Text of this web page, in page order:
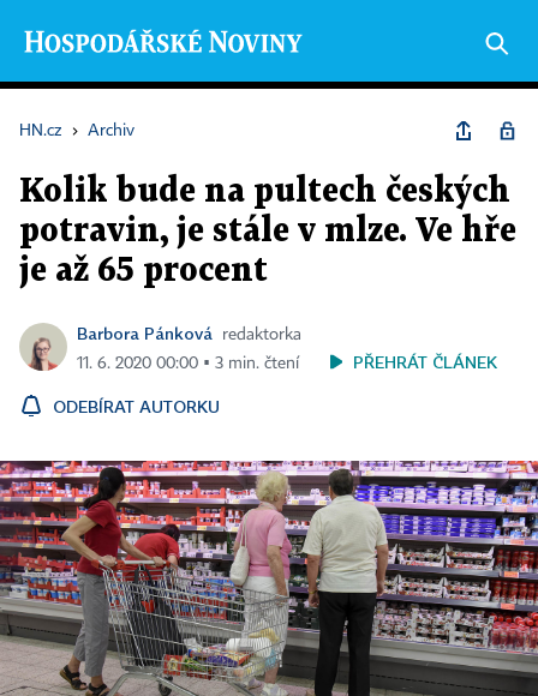
HN.cz › Archiv
Kolik bude na pultech českých
potravin, je stále v mlze. Ve hře
je až 65 procent
Barbora Pánková
redaktorka
11. 6. 2020 00:00 ▪ 3 min. čtení
PŘEHRÁT ČLÁNEK
ODEBÍRAT AUTORKU